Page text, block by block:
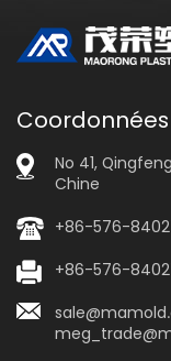
Coordonnées
No 41,
Chine
+86-576-
+86-576-